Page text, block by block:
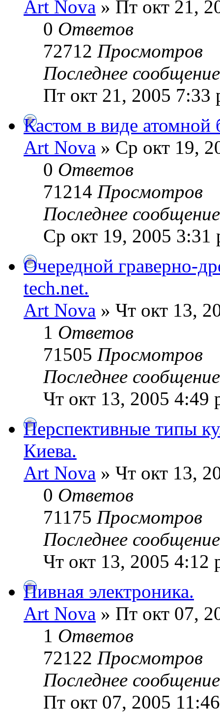
Art Nova » Пт окт 21,
0 Ответов
72712 Просмотров
Последнее
Пт окт 21, 2005 7:33
Кастом в виде
Art Nova » Ср окт 19,
0 Ответов
71214 Просмотров
Последнее
Ср окт 19, 2005 3:31
Очередной граверно-
tech.net.
Art Nova » Чт окт 13,
1 Ответов
71505 Просмотров
Последнее
Чт окт 13, 2005 4:49
Перспективные типы
Киева.
Art Nova » Чт окт 13,
0 Ответов
71175 Просмотров
Последнее
Чт окт 13, 2005 4:12
Пивная электроника.
Art Nova » Пт окт 07,
1 Ответов
72122 Просмотров
Последнее
Пт окт 07, 2005